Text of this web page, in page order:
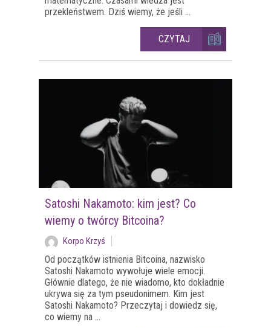
przekleństwem. Dziś wiemy, że jeśli ...
CZYTAJ
Satoshi Nakamoto: kim jest? Co
wiemy o twórcy Bitcoina?
Korpo Krzyś
Od początków istnienia Bitcoina, nazwisko
Satoshi Nakamoto wywołuje wiele emocji.
Głównie dlatego, że nie wiadomo, kto dokładnie
ukrywa się za tym pseudonimem. Kim jest
Satoshi Nakamoto? Przeczytaj i dowiedz się,
co wiemy na ...